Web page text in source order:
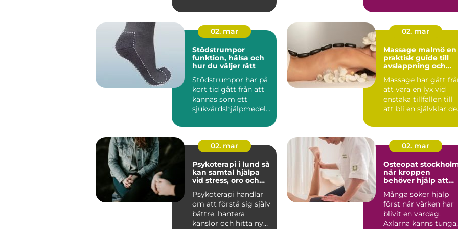
dling kan g...
Många väntar med...
02. mar
Stödstrumpor
funktion, hälsa och
hur du väljer rätt
Stödstrumpor har på
kort tid gått från att
kännas som ett
sjukvårdshjälpmedel
02. mar
Massage malmö en
praktisk guide till
avslappning och
Massage har gått
att vara en lyx vid
enstaka tillfällen till
att bli en självklar
02. mar
Psykoterapi i lund så
kan samtal hjälpa
vid stress, oro och
Psykoterapi handlar
om att förstå sig själv
bättre, hantera
känslor och hitta nya
02. mar
Osteopat
när kroppen
behöver hjälp att
Många söker hjälp
först när värken har
blivit en vardag.
Axlarna känns tunga,